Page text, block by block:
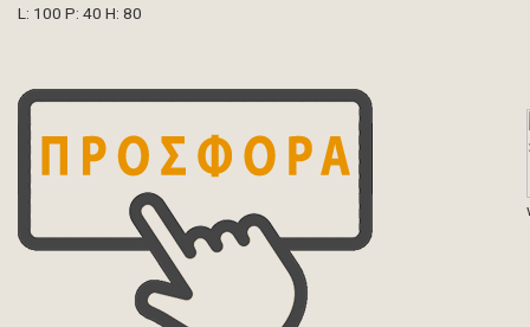
L: 100 P: 40 H: 80